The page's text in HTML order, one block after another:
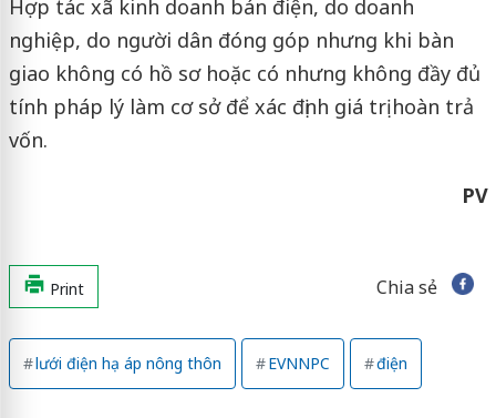
Hợp tác xã kinh doanh bán điện, do doanh
nghiệp, do người dân đóng góp nhưng khi bàn
giao không có hồ sơ hoặc có nhưng không đầy đủ
tính pháp lý làm cơ sở để xác định giá trị hoàn trả
vốn.
PV
Print Chia sẻ
lưới điện hạ áp nông thôn EVNNPC điện